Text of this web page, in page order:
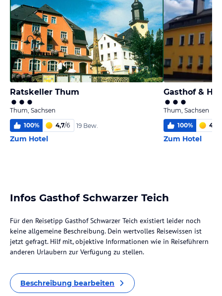
Ratskeller Thum
Thum, Sachsen
100% 4,7/6 19 Bew.
Zum Hotel
Gasthof &
Thum, Sachsen
100% 4,0
Zum Hotel
Infos Gasthof Schwarzer Teich
Für den Reisetipp Gasthof Schwarzer Teich existiert leider noch
keine allgemeine Beschreibung. Dein wertvolles Reisewissen ist
jetzt gefragt. Hilf mit, objektive Informationen wie in Reiseführern
anderen Urlaubern zur Verfügung zu stellen.
Beschreibung bearbeiten